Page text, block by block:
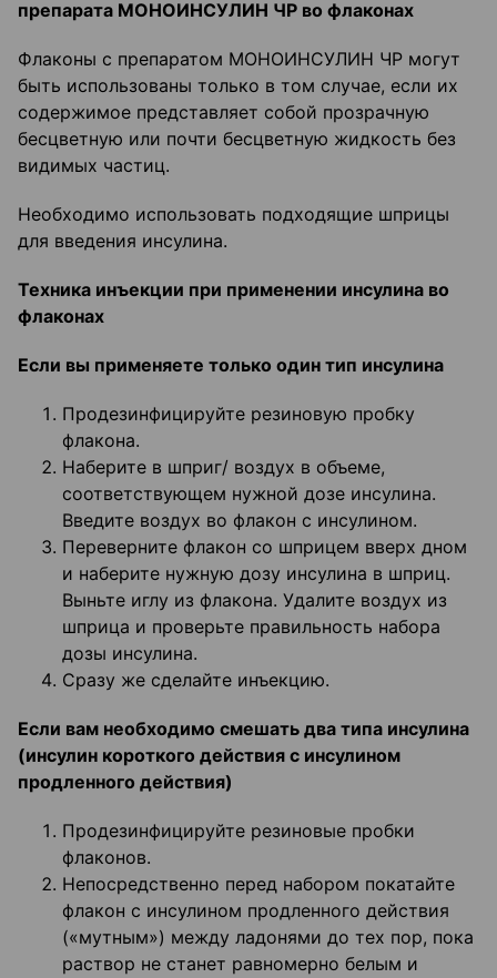
препарата МОНОИНСУЛИН ЧР во флаконах
Флаконы с препаратом МОНОИНСУЛИН ЧР могут
быть использованы только в том случае, если их
содержимое представляет собой прозрачную
бесцветную или почти бесцветную жидкость без
видимых частиц.
Необходимо использовать подходящие шприцы
для введения инсулина.
Техника инъекции при применении инсулина во
флаконах
Если вы применяете только один тип инсулина
Продезинфицируйте резиновую пробку
флакона.
Наберите в шприг/ воздух в объеме,
соответствующем нужной дозе инсулина.
Введите воздух во флакон с инсулином.
Переверните флакон со шприцем вверх дном
и наберите нужную дозу инсулина в шприц.
Выньте иглу из флакона. Удалите воздух из
шприца и проверьте правильность набора
дозы инсулина.
Сразу же сделайте инъекцию.
Если вам необходимо смешать два типа инсулина
(инсулин короткого действия с инсулином
продленного действия)
Продезинфицируйте резиновые пробки
флаконов.
Непосредственно перед набором покатайте
флакон с инсулином продленного действия
(«мутным») между ладонями до тех пор, пока
раствор не станет равномерно белым и